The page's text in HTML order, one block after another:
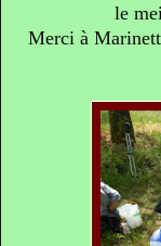
le
Merci à